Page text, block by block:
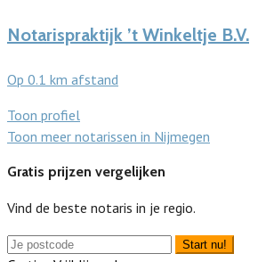
Notarispraktijk ’t Winkeltje B.V.
Op 0.1 km afstand
Toon profiel
Toon meer notarissen in Nijmegen
Gratis prijzen vergelijken
Vind de beste notaris in je regio.
Start nu!